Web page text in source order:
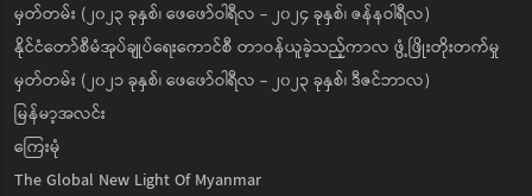
မှတ်တမ်း (၂၀၂၃ ခုနှစ်၊ ဖေဖော်ဝါရီလ - ၂၀၂၄ ခုနှစ်၊ ဇန်နဝါရီလ)
နိုင်ငံတော်စီမံအုပ်ချုပ်ရေးကောင်စီ တာဝန်ယူခဲ့သည့်ကာလ ဖွံ့ဖြိုးတိုးတက်မှု
မှတ်တမ်း (၂၀၂၁ ခုနှစ်၊ ဖေဖော်ဝါရီလ - ၂၀၂၃ ခုနှစ်၊ ဒီဇင်ဘာလ)
မြန်မာ့အလင်း
ကြေးမုံ
The Global New Light Of Myanmar